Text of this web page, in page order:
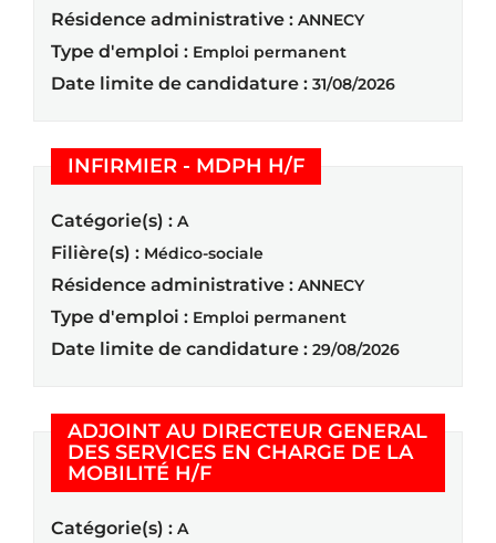
Résidence administrative : ANNECY
Type d'emploi : Emploi permanent
Date limite de candidature : 31/08/2026
INFIRMIER - MDPH H/F(Nouvelle fenêtre)
Catégorie(s) : A
Filière(s) : Médico-sociale
Résidence administrative : ANNECY
Type d'emploi : Emploi permanent
Date limite de candidature : 29/08/2026
ADJOINT AU DIRECTEUR GENERAL
DES SERVICES EN CHARGE DE LA
MOBILITÉ H/F(Nouvelle fenêtre)
Catégorie(s) : A